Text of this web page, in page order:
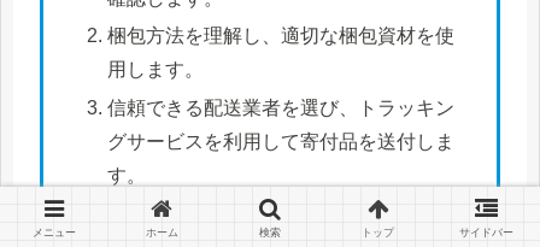
梱包方法を理解し、適切な梱包資材を使
用します。
信頼できる配送業者を選び、トラッキン
グサービスを利用して寄付品を送付しま
す。
メニュー ホーム 検索 トップ サイドバー